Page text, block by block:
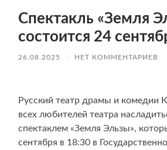
Спектакль «Земля
состоится 24
26.08.2025 / НЕТ КОММЕНТАРИЕВ
Русский театр драмы и комедии
всех любителей театра
спектаклем «Земля Эльзы»,
сентября в 18:30 в